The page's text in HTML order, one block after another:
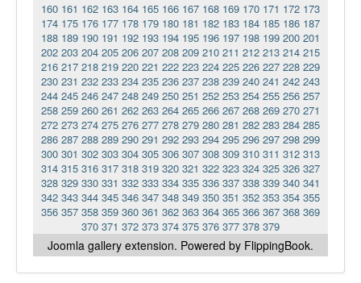
160 161 162 163 164 165 166 167 168 169 170 171 172 173
174 175 176 177 178 179 180 181 182 183 184 185 186 187
188 189 190 191 192 193 194 195 196 197 198 199 200 201
202 203 204 205 206 207 208 209 210 211 212 213 214 215
216 217 218 219 220 221 222 223 224 225 226 227 228 229
230 231 232 233 234 235 236 237 238 239 240 241 242 243
244 245 246 247 248 249 250 251 252 253 254 255 256 257
258 259 260 261 262 263 264 265 266 267 268 269 270 271
272 273 274 275 276 277 278 279 280 281 282 283 284 285
286 287 288 289 290 291 292 293 294 295 296 297 298 299
300 301 302 303 304 305 306 307 308 309 310 311 312 313
314 315 316 317 318 319 320 321 322 323 324 325 326 327
328 329 330 331 332 333 334 335 336 337 338 339 340 341
342 343 344 345 346 347 348 349 350 351 352 353 354 355
356 357 358 359 360 361 362 363 364 365 366 367 368 369
370 371 372 373 374 375 376 377 378 379
Joomla gallery extension. Powered by FlippingBook.